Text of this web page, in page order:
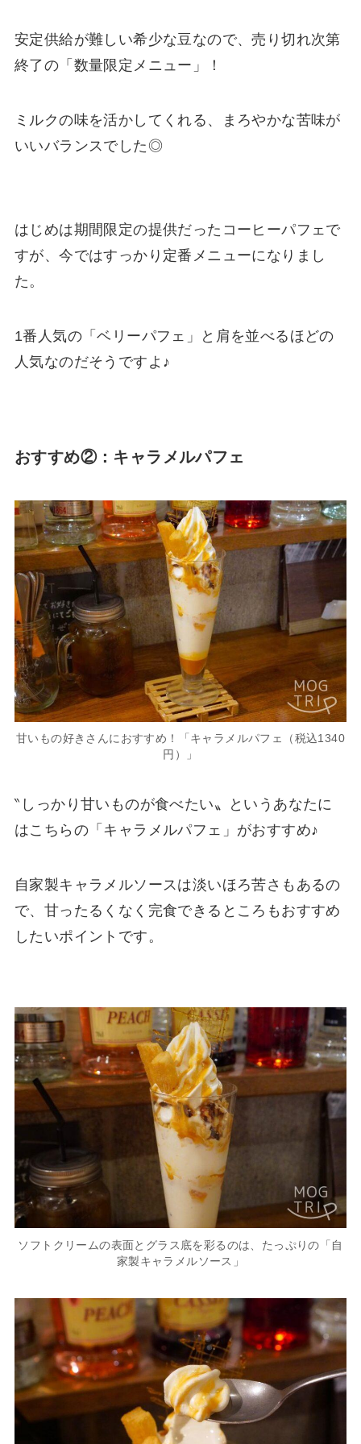
安定供給が難しい希少な豆なので、売り切れ次第
終了の「数量限定メニュー」！
ミルクの味を活かしてくれる、まろやかな苦味が
いいバランスでした◎
はじめは期間限定の提供だったコーヒーパフェで
すが、今ではすっかり定番メニューになりまし
た。
1番人気の「ベリーパフェ」と肩を並べるほどの
人気なのだそうですよ♪
おすすめ②：キャラメルパフェ
甘いもの好きさんにおすすめ！「キャラメルパフェ（税込1340
円）」
‶しっかり甘いものが食べたい〟というあなたに
はこちらの「キャラメルパフェ」がおすすめ♪
自家製キャラメルソースは淡いほろ苦さもあるの
で、甘ったるくなく完食できるところもおすすめ
したいポイントです。
ソフトクリームの表面とグラス底を彩るのは、たっぷりの「自
家製キャラメルソース」